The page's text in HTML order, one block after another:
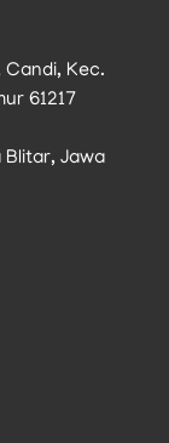
Candi, Kec.
61217
Blitar, Jawa